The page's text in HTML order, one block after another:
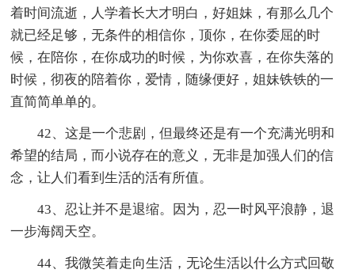
着时间流逝，人学着长大才明白，好姐妹，有那么几个
就已经足够，无条件的相信你，顶你，在你委屈的时
候，在陪你，在你成功的时候，为你欢喜，在你失落的
时候，彻夜的陪着你，爱情，随缘便好，姐妹铁铁的一
直简简单单的。
42、这是一个悲剧，但最终还是有一个充满光明和
希望的结局，而小说存在的意义，无非是加强人们的信
念，让人们看到生活的活有所值。
43、忍让并不是退缩。因为，忍一时风平浪静，退
一步海阔天空。
44、我微笑着走向生活，无论生活以什么方式回敬